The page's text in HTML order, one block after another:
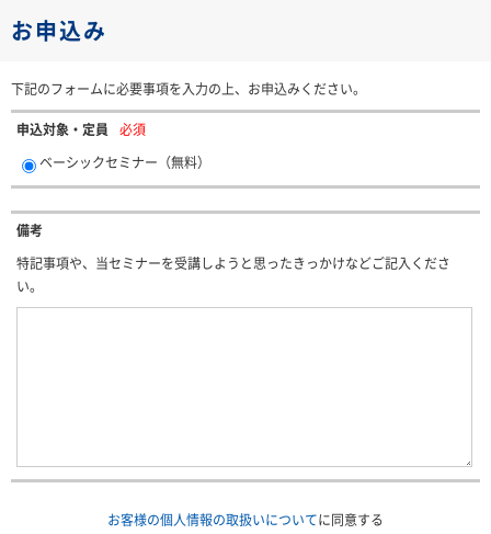
お申込み
下記のフォームに必要事項を入力の上、お申込みください。
申込対象・定員
必須
ベーシックセミナー（無料）
備考
特記事項や、当セミナーを受講しようと思ったきっかけなどご記入くださ
い。
お客様の個人情報の取扱いについてに同意する